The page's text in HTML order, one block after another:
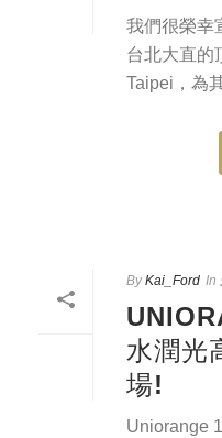
我們很榮幸
台北大直的
Taipei，為
By Kai_Ford In
水潤光
場!
Uniorange